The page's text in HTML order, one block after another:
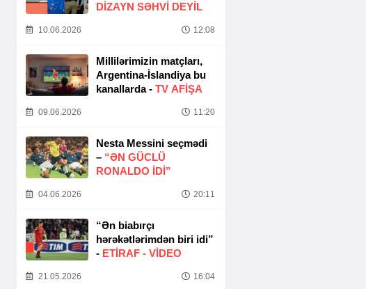
DIZAYN SƏHVI DEYIL
10.06.2026 12:08
Millilərimizin matçları,
Argentina-İslandiya bu
kanallarda - TV AFİŞA
09.06.2026 11:20
Nesta Messini seçmədi
– “ƏN GÜCLÜ
RONALDO IDI”
04.06.2026 20:11
“Ən biabırçı
hərəkətlərimdən biri idi”
- ETIRAF - VİDEO
21.05.2026 16:04